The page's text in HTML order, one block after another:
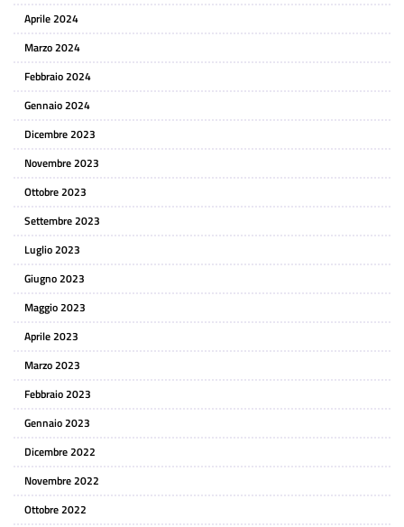
Aprile 2024
Marzo 2024
Febbraio 2024
Gennaio 2024
Dicembre 2023
Novembre 2023
Ottobre 2023
Settembre 2023
Luglio 2023
Giugno 2023
Maggio 2023
Aprile 2023
Marzo 2023
Febbraio 2023
Gennaio 2023
Dicembre 2022
Novembre 2022
Ottobre 2022